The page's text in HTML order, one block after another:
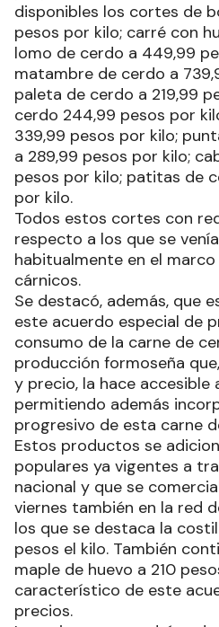
disponibles los cortes de
pesos por kilo; carré con
lomo de cerdo a 449,99
matambre de cerdo a
paleta de cerdo a 219,99
cerdo 244,99 pesos por
339,99 pesos por kilo;
a 289,99 pesos por kilo;
pesos por kilo; patitas de
por kilo.
Todos estos cortes con
respecto a los que se
habitualmente en el
cárnicos.
Se destacó, además, que
este acuerdo especial de
consumo de la carne de
producción formoseña
y precio, la hace accesible
permitiendo además
progresivo de esta carne
Estos productos se
populares ya vigentes a
nacional y que se
viernes también en la red
los que se destaca la
pesos el kilo. También
maple de huevo a 210
característico de este
precios.